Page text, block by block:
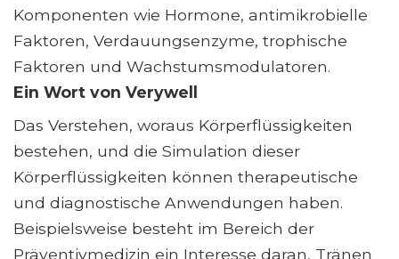
Komponenten wie Hormone, antimikrobielle
Faktoren, Verdauungsenzyme, trophische
Faktoren und Wachstumsmodulatoren.
Ein Wort von Verywell
Das Verstehen, woraus Körperflüssigkeiten
bestehen, und die Simulation dieser
Körperflüssigkeiten können therapeutische
und diagnostische Anwendungen haben.
Beispielsweise besteht im Bereich der
Präventivmedizin ein Interesse daran, Tränen